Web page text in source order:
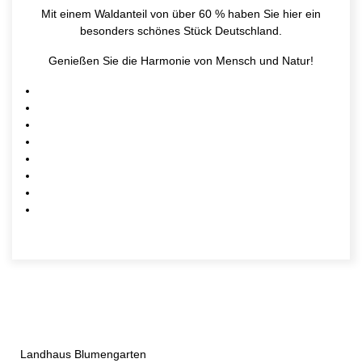
Mit einem Waldanteil von über 60 % haben Sie hier ein
besonders schönes Stück Deutschland.
Genießen Sie die Harmonie von Mensch und Natur!
Landhaus Blumengarten